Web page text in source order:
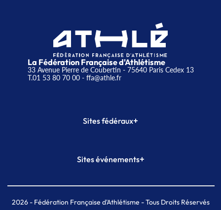
La Fédération Française d'Athlétisme
33 Avenue Pierre de Coubertin - 75640 Paris Cedex 13
T.01 53 80 70 00- ffa@athle.fr
Sites fédéraux+
Plateforme Formation
Sites événements+
Meeting de Paris indoor
MAIF Ekiden de Paris
2026- Fédération Française d'Athlétisme - Tous Droits Réservés